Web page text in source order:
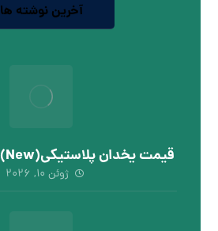
آخرین نوشته ها
قیمت یخدان پلاستیکی(New) در بازار + جدول
ژوئن ۱۰, ۲۰۲۶